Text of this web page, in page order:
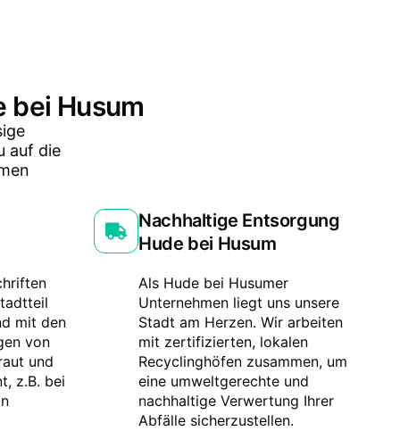
bei Husum
auf die
mit den
von
und
z.B. bei
Nachhaltige Entsorgung
Hude bei Husum
Als Hude bei Husumer
Unternehmen liegt uns unsere
Stadt am Herzen. Wir arbeiten
mit zertifizierten, lokalen
Recyclinghöfen zusammen, um
eine umweltgerechte und
nachhaltige Verwertung Ihrer
Abfälle sicherzustellen.